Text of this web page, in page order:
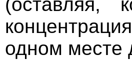
(оставляя,
одном месте